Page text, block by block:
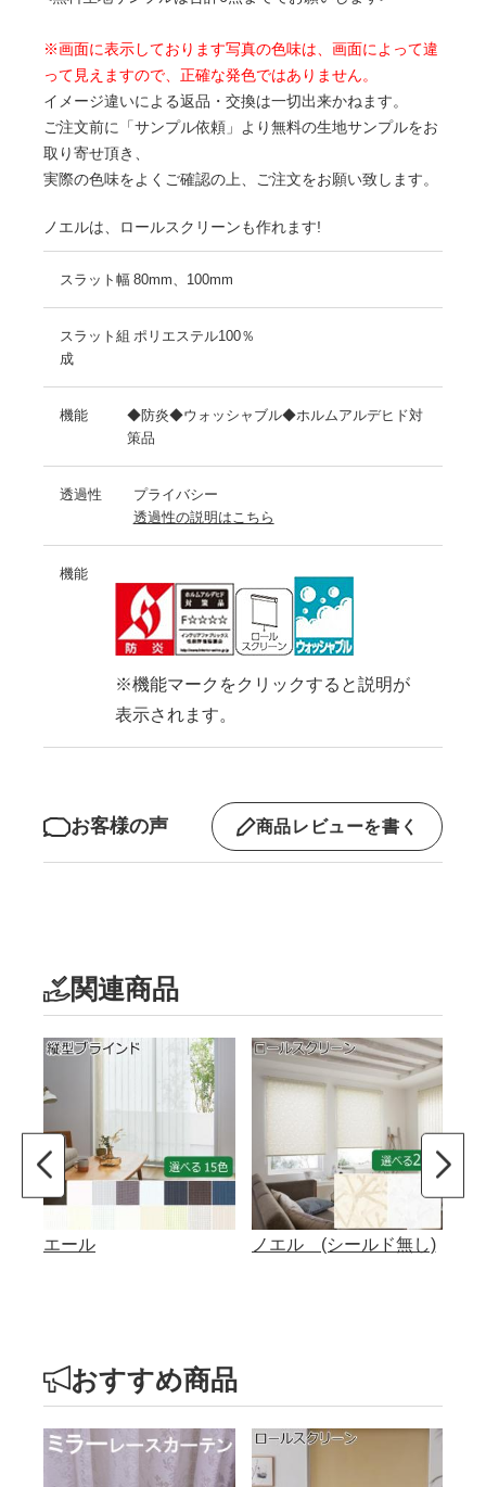
※画面に表示しております写真の色味は、画面によって違
って見えますので、正確な発色ではありません。
イメージ違いによる返品・交換は一切出来かねます。
ご注文前に「サンプル依頼」より無料の生地サンプルをお
取り寄せ頂き、
実際の色味をよくご確認の上、ご注文をお願い致します。
ノエルは、ロールスクリーンも作れます!
スラット幅 80mm、100mm
スラット組
成
ポリエステル100％
機能
◆防炎◆ウォッシャブル◆ホルムアルデヒド対
策品
透過性
プライバシー
透過性の説明はこちら
機能
※機能マークをクリックすると説明が
表示されます。
お客様の声 商品レビューを書く
関連商品
エール ノエル (シールド無し)
おすすめ商品